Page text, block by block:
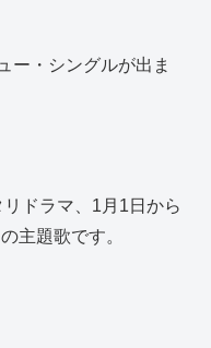
ー・シングルが出ま
ドラマ、1月1日から
主題歌です。